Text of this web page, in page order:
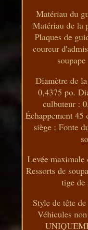
Matériau du
Matériau de la
Plaques de
coureur
Diamètre de
0,4375 po.
culbuteur :
Échappement
siège : Fonte
Levée maximale
Ressorts de
tige de
Style de tête
Véhicules